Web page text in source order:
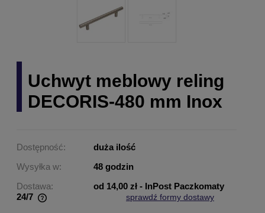
Uchwyt meblowy reling
DECORIS-480 mm Inox
Dostępność:
duża ilość
Wysyłka w:
48 godzin
Dostawa:
od 14,00 zł - InPost Paczkomaty
24/7
sprawdź formy dostawy